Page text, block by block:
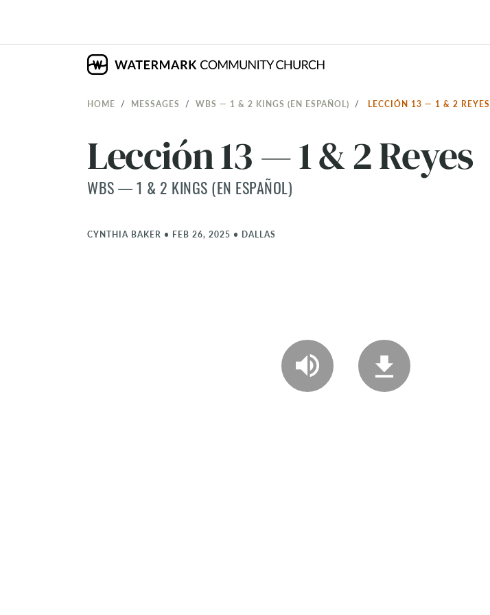
HOME MESSAGES WBS — 1 & 2 KINGS (EN ESPAÑOL) LECCIÓN 13 — 1 & 2 REYES
Lección 13 — 1 & 2 Reyes
WBS — 1 & 2 KINGS (EN ESPAÑOL)
CYNTHIA BAKER • FEB 26, 2025 • DALLAS